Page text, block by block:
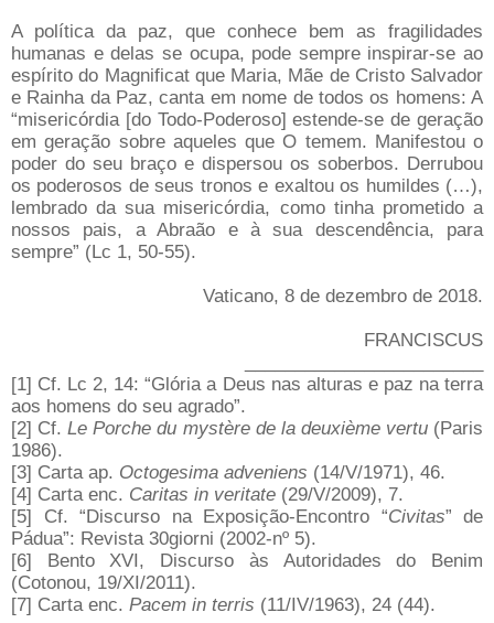
A política da paz, que conhece bem as fragilidades
humanas e delas se ocupa, pode sempre inspirar-se ao
espírito do Magnificat que Maria, Mãe de Cristo Salvador
e Rainha da Paz, canta em nome de todos os homens: A
“misericórdia [do Todo-Poderoso] estende-se de geração
em geração sobre aqueles que O temem. Manifestou o
poder do seu braço e dispersou os soberbos. Derrubou
os poderosos de seus tronos e exaltou os humildes (…),
lembrado da sua misericórdia, como tinha prometido a
nossos pais, a Abraão e à sua descendência, para
sempre” (Lc 1, 50-55).
Vaticano, 8 de dezembro de 2018.
FRANCISCUS
[1] Cf. Lc 2, 14: “Glória a Deus nas alturas e paz na terra
aos homens do seu agrado”.
[2] Cf.Le Porche du mystère de la deuxième vertu(Paris
1986).
[3] Carta ap. Octogesima adveniens (14/V/1971), 46.
[4] Carta enc. Caritas in veritate (29/V/2009), 7.
[5] Cf. “Discurso na Exposição-Encontro “Civitas” de
Pádua”: Revista 30giorni (2002-nº 5).
[6] Bento XVI, Discurso às Autoridades do Benim
(Cotonou, 19/XI/2011).
[7] Carta enc. Pacem in terris (11/IV/1963), 24 (44).